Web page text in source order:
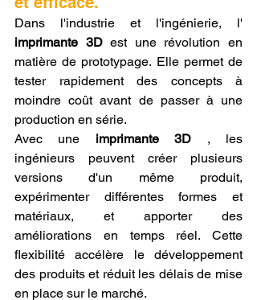
imprimante 3D est une révolution en
matière de prototypage. Elle permet de
tester rapidement des concepts à
moindre coût avant de passer à une
production en série.
Avec une imprimante 3D , les
ingénieurs peuvent créer plusieurs
versions d'un même produit,
expérimenter différentes formes et
matériaux, et apporter des
améliorations en temps réel. Cette
flexibilité accélère le développement
des produits et réduit les délais de mise
en place sur le marché.